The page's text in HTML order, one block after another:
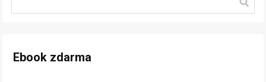
Ebook zdarma